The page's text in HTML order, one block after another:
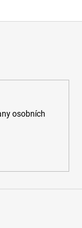
osobních